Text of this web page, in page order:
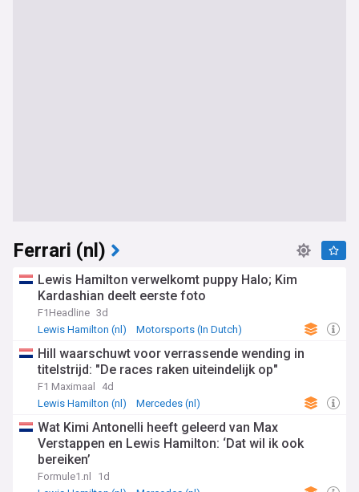
Ferrari (nl)
Lewis Hamilton verwelkomt puppy Halo; Kim
Kardashian deelt eerste foto
F1Headline 3d
Lewis Hamilton (nl)
Motorsports (In Dutch)
Hill waarschuwt voor verrassende wending in
titelstrijd: "De races raken uiteindelijk op"
F1 Maximaal
4d
Lewis Hamilton (nl)
Mercedes (nl)
Wat Kimi Antonelli heeft geleerd van Max
Verstappen en Lewis Hamilton: ‘Dat wil ik ook
bereiken’
Formule1.nl
1d